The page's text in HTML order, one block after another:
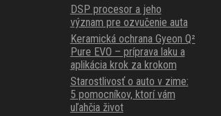
DSP procesor a jeho
význam pre ozvučenie auta
Keramická ochrana Gyeon Q²
Pure EVO – príprava laku a
aplikácia krok za krokom
Starostlivosť o auto v zime:
5 pomocníkov, ktorí vám
uľahčia život